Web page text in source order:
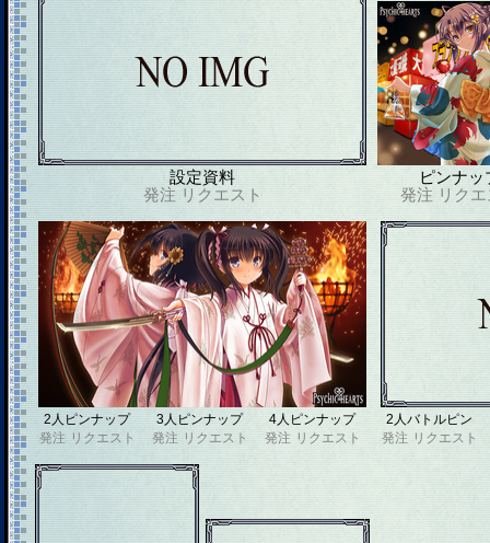
設定資料
発注 リクエスト
ピンナッ
発注 リク
2人ピンナップ
発注 リクエスト
3人ピンナップ
発注 リクエスト
4人ピンナップ
発注 リクエスト
2人バトルピン
発注 リクエスト